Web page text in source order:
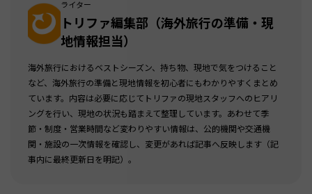
ライター
トリファ編集部（海外旅行の準備・現
地情報担当）
海外旅行におけるベストシーズン、持ち物、現地で気をつけること
など、海外旅行の準備と現地情報を初心者にもわかりやすくまとめ
ています。内容は必要に応じてトリファの現地スタッフへのヒアリ
ングを行い、現地の状況も踏まえて整理しています。あわせて季
節・制度・営業時間など変わりやすい情報は、公的機関や交通機
関・施設の一次情報を確認し、変更があれば記事へ反映します（記
事内に最終更新日を明記）。